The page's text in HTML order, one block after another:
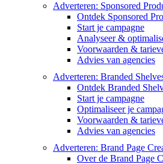
Adverteren: Sponsored
Ontdek Sponsored
Start je campagne
Analyseer &
Voorwaarden &
Advies van agencies
Adverteren: Branded
Ontdek Branded
Start je campagne
Optimaliseer je
Voorwaarden &
Advies van agencies
Adverteren: Brand Page
Over de Brand Page